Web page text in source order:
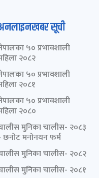
सूची
५० प्रभावशाली
२०८२
५० प्रभावशाली
२०८१
५० प्रभावशाली
२०८०
मुनिका चालीस- २०८३
छनोट मनोनयन फर्म
मुनिका चालीस- २०८२
मुनिका चालीस- २०८१